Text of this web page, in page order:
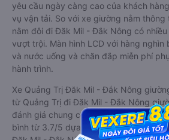
yêu cầu ngày càng cao của khách
vụ vận tải. So với xe giường nằm
nằm đôi đi Đăk Mil - Đắk Nông có
vượt trội. Màn hình LCD với hàng nghìn
và nước uống và chăn đắp miễn phí
hành trình.
Xe Quảng Trị Đăk Mil - Đắk Nông
từ Quảng Trị đi Đăk Mil - Đắk Nông
đánh giá chung có chất lượng Tốt với
bình từ 3.7/5 dựa trên 3005 phản hồi